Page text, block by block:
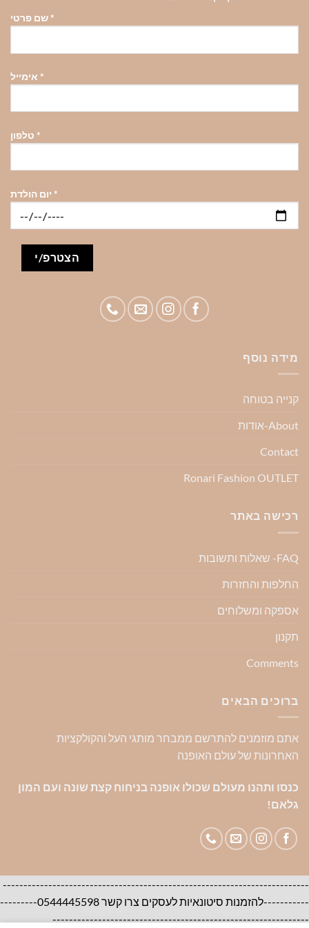
האפשרויות
המוצר
האפשרויות
המוצר
האפשרויות
המוצר
*
*
*
*
מידה נוסף
קנייה בטוחה
About-אודות
Contact
Ronari Fashion OUTLET
רכישה באתר
FAQ- שאלות ותשובות
החלפות והחזרות
אספקה ומשלוחים
תקנון
Comments
ברוכים הבאים
אתם מוזמנים להתרשם ממבחר מותגי העל והקולקציות
האחרונות של עולם האופנה
כנסו ותהנו מעולם שכולו אופנה בניחוח קצת שונה ועם המון
גלאם!
--------------------------------------------------------------------------
-----------להזמנות סיטונאיות לעסקים צרו קשר 0544445598---------
--------------------------------------------------------------